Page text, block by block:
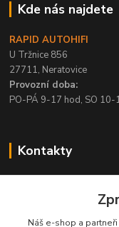
Kde nás najdete
RAPID AUTOHIFI
U Tržnice 856
27711, Neratovice
Provozní doba:
PO-PÁ 9-17 hod, SO 10-
Kontakty
PO-PÁ / 9-17 hod, SO 10-
info@rapid-
Náš e-shop a